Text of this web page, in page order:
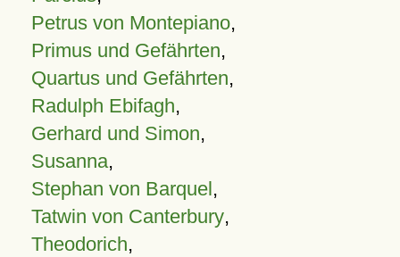
Petrus von Montepiano,
Primus und Gefährten,
Quartus und Gefährten,
Radulph Ebifagh,
Gerhard und Simon,
Susanna,
Stephan von Barquel,
Tatwin von Canterbury,
Theodorich,